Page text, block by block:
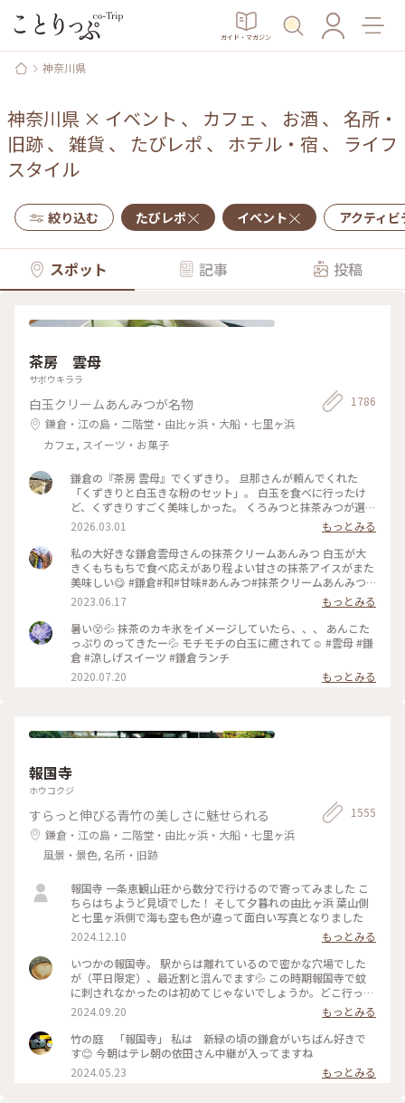
ガイド・マガジン
神奈川県
神奈川県 × イベント 、 カフェ 、 お酒 、 名所・
旧跡、 雑貨 、 たびレポ 、 ホテル・宿 、 ライフ
スタイル
絞り込む たびレポ イベント アクティ
スポット 記事 投稿
茶房 雲母
サボウキララ
白玉クリームあんみつが名物
鎌倉・江の島・二階堂・由比ヶ浜・大船・七里ヶ浜
カフェ, スイーツ・お菓子
1786
鎌倉の『茶房 雲母』でくずきり。 旦那さんが頼んでくれた
「くずきりと白玉きな粉のセット」。 白玉を食べに行ったけ
ど、くずきりすごく美味しかった。 くろみつと抹茶みつが選べ
ます。 1時間待ちを想定して行ったら、30分も待たずに入れ
た。 梅の見える特等席。 けど、席についてから出てくるまで
30分弱かかったので、だいたい1時間。 1時間くらいなら、並
んでも食べたいクオリティ。 #神奈川#鎌倉#茶房雲母#白玉#お
もちずき#Ayuのおやつ#はじめての鎌倉
2026.03.01
もっとみる
私の大好きな鎌倉雲母さんの抹茶クリームあんみつ 白玉が大
きくもちもちで食べ応えがあり程よい甘さの抹茶アイスがまた
美味しい😋 #鎌倉#和#甘味#あんみつ#抹茶クリームあんみつ#
雲母
2023.06.17
もっとみる
暑い😵💦 抹茶のカキ氷をイメージしていたら、、、 あんこた
っぷりのってきたー💦 モチモチの白玉に癒されて☺️ #雲母 #鎌
倉 #涼しげスイーツ #鎌倉ランチ
2020.07.20
もっとみる
報国寺
ホウコクジ
すらっと伸びる青竹の美しさに魅せられる
鎌倉・江の島・二階堂・由比ヶ浜・大船・七里ヶ浜
風景・景色, 名所・旧跡
1555
報国寺 一条恵観山荘から数分で行けるので寄ってみました こ
ちらはちようど見頃でした！ そして夕暮れの由比ヶ浜 葉山側
と七里ヶ浜側で海も空も色が違って面白い写真となりました
2024.12.10
もっとみる
いつかの報国寺。 駅からは離れているので密かな穴場でした
が（平日限定）、最近割と混んでます💦 この時期報国寺で蚊
に刺されなかったのは初めてじゃないでしょうか。どこ行っ
た〜🦟 #ことりっぷ旅2024 #鎌倉
2024.09.20
もっとみる
竹の庭 「報国寺」 私は 新緑の頃の鎌倉がいちばん好きで
す😊 今朝はテレ朝の依田さん中継が入ってますね
2024.05.23
もっとみる